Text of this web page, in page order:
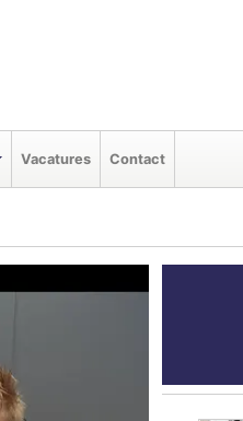
Vacatures Contact